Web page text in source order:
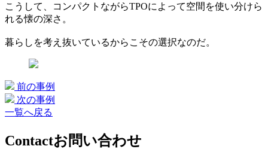
こうして、コンパクトながらTPOによって空間を使い分けら
れる懐の深さ。
暮らしを考え抜いているからこその選択なのだ。
前の事例
次の事例
一覧へ戻る
Contactお問い合わせ